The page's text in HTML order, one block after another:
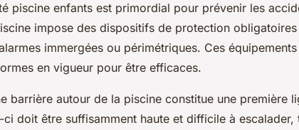
piscine enfants est primordial pour prévenir les
impose des dispositifs de protection
immergées ou périmétriques. Ces
en vigueur pour être efficaces.
barrière autour de la piscine constitue une première
ci doit être suffisamment haute et difficile à escalader,